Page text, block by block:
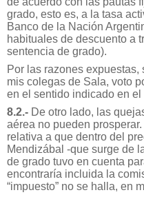
grado, esto es, a la tasa
Banco de la Nación
habituales de descuento a
sentencia de grado).
Por las razones
mis colegas de Sala, voto
en el sentido indicado en el
8.2.- De otro lado, las
aérea no pueden
relativa a que dentro del
Mendizábal -que surge de
de grado tuvo en cuenta
encontraría incluida la
“impuesto” no se halla, en